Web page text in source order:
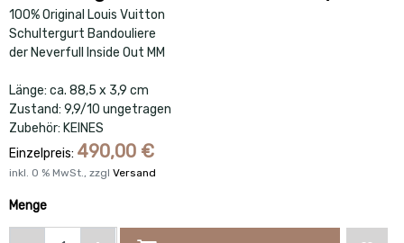
100% Original Louis Vuitton
Schultergurt Bandouliere
der Neverfull Inside Out MM
Länge: ca. 88,5 x 3,9 cm
Zustand: 9,9/10 ungetragen
Zubehör: KEINES
Einzelpreis: 490,00 €
inkl. 0 % MwSt., zzgl Versand
Menge